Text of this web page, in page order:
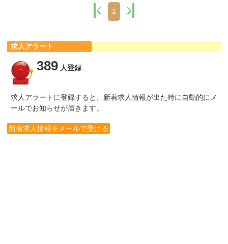
1
求人アラート
389 人登録
求人アラートに登録すると、新着求人情報が出た時に自動的にメ
ールでお知らせが届きます。
新着求人情報をメールで受ける